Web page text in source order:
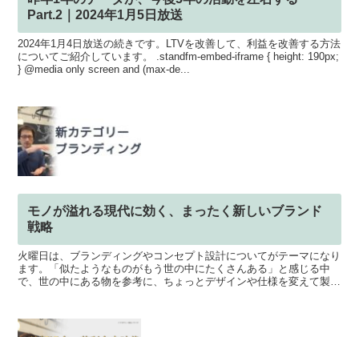
Part.2｜2024年1月5日放送
2024年1月4日放送の続きです。LTVを改善して、利益を改善する方法
についてご紹介しています。 .standfm-embed-iframe { height: 190px;
} @media only screen and (max-de...
モノが溢れる現代に効く、まったく新しいブランド
戦略
火曜日は、ブランディングやコンセプト設計についてがテーマになり
ます。「似たようなものがもう世の中にたくさんある」と感じる中
で、世の中にある物を参考に、ちょっとデザインや仕様を変えて製品